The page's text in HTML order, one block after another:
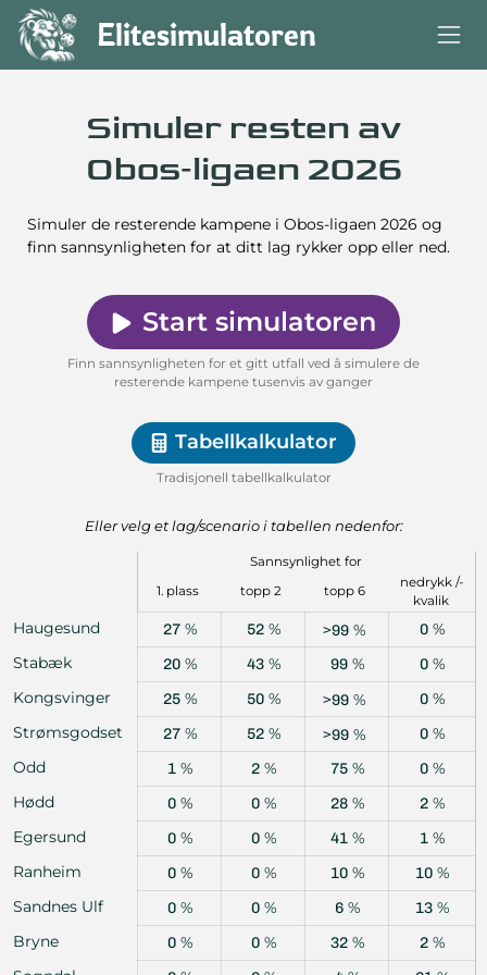
Elitesimulatoren
Simuler resten av
Obos‑ligaen 2026
Simuler de resterende kampene i Obos-ligaen 2026 og
finn sann­synlig­heten for at ditt lag rykker opp eller ned.
Start simulatoren
Finn sannsynligheten for et gitt utfall ved å simulere de
resterende kampene tusenvis av ganger
Tabellkalkulator
Tradisjonell tabellkalkulator
Eller velg et lag/scenario i tabellen nedenfor:
Sannsynlighet for
1. plass
topp 2 topp 6
nedrykk /-
kvalik
Haugesund 27 % 52 % >99 % 0 %
Stabæk
20 % 43 % 99 % 0 %
Kongsvinger
25 % 50 % >99 % 0 %
Strømsgodset
27 % 52 % >99 % 0 %
Odd
1 % 2 % 75 % 0 %
Hødd
0 % 0 % 28 % 2 %
Egersund
0 % 0 % 41 % 1 %
Ranheim
0 % 0 % 10 % 10 %
Sandnes Ulf
0 % 0 % 6 % 13 %
Bryne
0 % 0 % 32 % 2 %